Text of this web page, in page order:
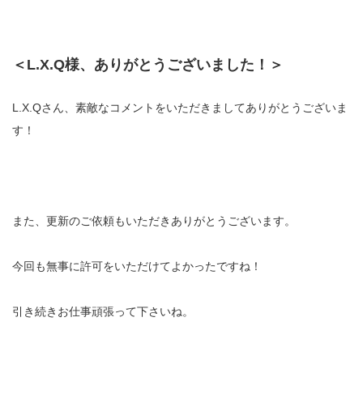
＜L.X.Q様、ありがとうございました！＞
L.X.Qさん、素敵なコメントをいただきましてありがとうございま
す！
また、更新のご依頼もいただきありがとうございます。
今回も無事に許可をいただけてよかったですね！
引き続きお仕事頑張って下さいね。